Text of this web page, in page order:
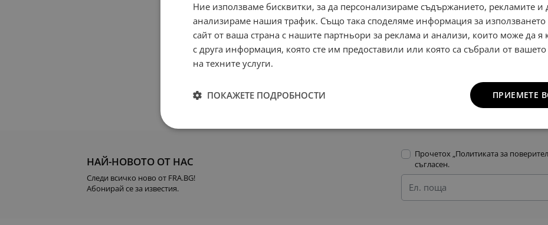
НАЙ-НОВОТО ОТ НАС
Следи всичко ново от FRA.BG!
Абонирай се за известия.
Прочетох „Политиката за
съгласен.
Ел. поща
Ние използваме бисквитки, за да персонализираме съдържанието, рекламите и
анализираме нашия трафик. Също така споделяме информация за
сайт от ваша страна с нашите партньори за реклама и анализи, които може да я
с друга информация, която сте им предоставили или която са събрали от
на техните услуги.
ПРИЕМЕТЕ
ПОКАЖЕТЕ ПОДРОБНОСТИ